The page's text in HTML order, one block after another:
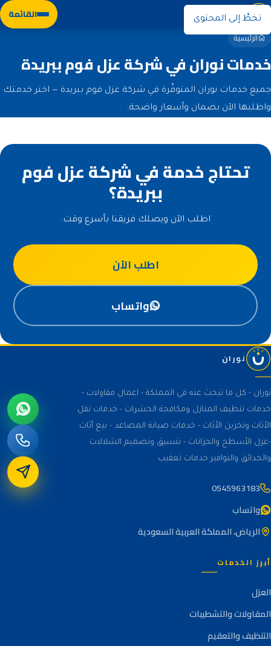
تخطَّ إلى المحتوى القائمة نوران
الرئيسية
خدمات نوران في شركة عزل فوم ببريدة
جميع خدمات نوران المتوفّرة في شركة عزل فوم ببريدة — اختر خدمتك
واطلبها الآن بضمان وأسعار واضحة.
تحتاج خدمة في شركة عزل فوم
ببريدة؟
اطلب الآن ويصلك فريقنا بأسرع وقت.
اطلب الآن
واتساب
نوران
نوران - كل ما تبحث عنه في المملكة - اعمال مقاولات -
خدمات تنظيف المنازل ومكافحة الحشرات - خدمات نقل
الأثاث وتخزين الأثاث - خدمات صيانة المصاعد - بيع أثاث
-عزل الأسطح والخزانات - تنسيق وتصميم الشلالات
والحدائق والنوافير خدمات تعقيب
0545963183
واتساب
الرياض، المملكة العربية السعودية
أبرز الخدمات
العزل
المقاولات والتشطيبات
التنظيف والتعقيم